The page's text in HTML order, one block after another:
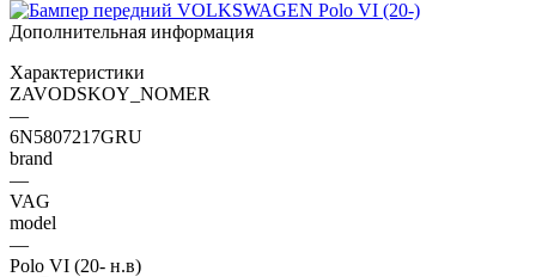
Дополнительная информация
Характеристики
ZAVODSKOY_NOMER
—
6N5807217GRU
brand
—
VAG
model
—
Polo VI (20- н.в)